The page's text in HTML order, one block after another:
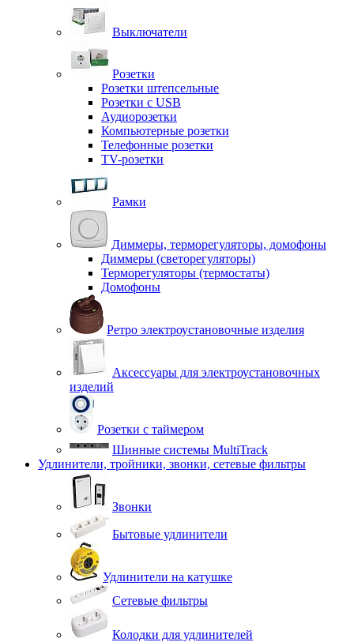
Выключатели
Розетки
Розетки штепсельные
Розетки с USB
Аудиорозетки
Компьютерные розетки
Телефонные розетки
TV-розетки
Рамки
Диммеры, терморегуляторы, домофоны
Диммеры (светорегуляторы)
Терморегуляторы (термостаты)
Домофоны
Ретро электроустановочные изделия
Аксессуары для электроустановочных
изделий
Розетки с таймером
Шинные системы MultiTrack
Удлинители, тройники, звонки, сетевые фильтры
Звонки
Бытовые удлинители
Удлинители на катушке
Сетевые фильтры
Колодки для удлинителей